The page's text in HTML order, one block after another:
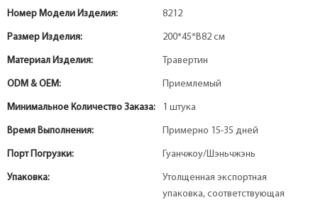
Номер Модели Изделия: 8212
Размер Изделия: 200*45*В82 см
Материал Изделия: Травертин
ODM & OEM: Приемлемый
Минимальное Количество Заказа: 1 штука
Время Выполнения: Примерно 15-35 дней
Порт Погрузки: Гуанчжоу/Шэньчжэнь
Упаковка:
Утолщенная экспортная
упаковка, соответствующая